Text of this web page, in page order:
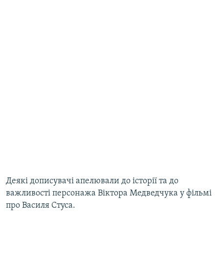
Деякі дописувачі апелювали до історії та до
важливості персонажа Віктора Медведчука у фільмі
про Василя Стуса.